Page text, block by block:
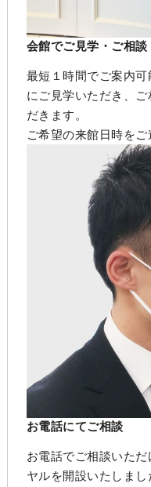
会館でご見学・ご相談
最短１時間でご案内
にご見学いただき、
だきます。
ご希望の来館日時をご
お電話にてご相談
お電話でご相談いた
ヤルを開設いたしま